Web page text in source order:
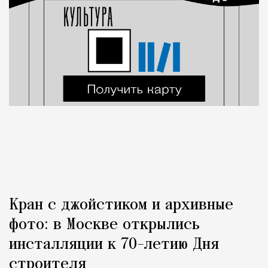
Кран с джойстиком и архивные
фото: в Москве открылись
инсталляции к 70-летию Дня
строителя